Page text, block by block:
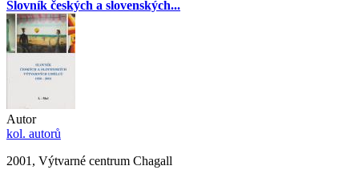
Slovník českých a slovenských...
Autor
kol. autorů
2001, Výtvarné centrum Chagall